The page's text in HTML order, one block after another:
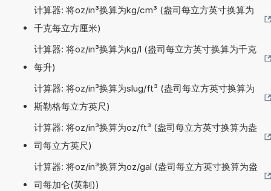
计算器: 将oz/in³换算为kg/cm³ (盎司每立方英寸换算为
千克每立方厘米)
计算器: 将oz/in³换算为kg/l (盎司每立方英寸换算为千克
每升)
计算器: 将oz/in³换算为slug/ft³ (盎司每立方英寸换算为
斯勒格每立方英尺)
计算器: 将oz/in³换算为oz/ft³ (盎司每立方英寸换算为盎
司每立方英尺)
计算器: 将oz/in³换算为oz/gal (盎司每立方英寸换算为盎
司每加仑(英制))